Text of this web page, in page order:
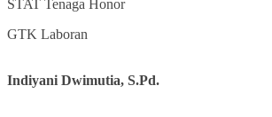
STAT Tenaga Honor
GTK Laboran
Indiyani Dwimutia, S.Pd.